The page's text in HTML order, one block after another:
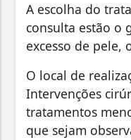
A escolha do
consulta estão o
excesso de pele,
O local de
Intervenções
tratamentos
que sejam